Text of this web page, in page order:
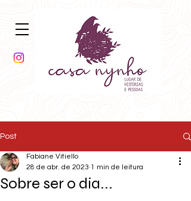
Post
Sobre ser o dia...
Fabiane Vitiello
28 de abr. de 2023 1 min de leitura